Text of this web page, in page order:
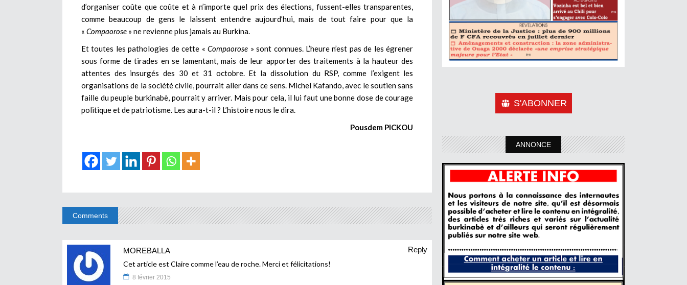
d’organiser coûte que coûte et à n’importe quel prix des élections, fussent-elles transparentes,
comme beaucoup de gens le laissent entendre aujourd’hui, mais de tout faire pour que la
« Compaorose » ne revienne plus jamais au Burkina.
Et toutes les pathologies de cette «Compaorose » sont connues. L’heure n’est pas de les égrener
sous forme de tirades en se lamentant, mais de leur apporter des traitements à la hauteur des
attentes des insurgés des 30 et 31 octobre. Et la dissolution du RSP, comme l’exigent les
organisations de la société civile, pourrait aller dans ce sens. Michel Kafando, avec le soutien sans
faille du peuple burkinabè, pourrait y arriver. Mais pour cela, il lui faut une bonne dose de courage
politique et de patriotisme. Les aura-t-il ? L’histoire nous le dira.
Pousdem PICKOU
Comments
MOREBALLA
Reply
Cet article est Claire comme l’eau de roche. Merci et félicitations!
8 février 2015
S'ABONNER
ANNONCE